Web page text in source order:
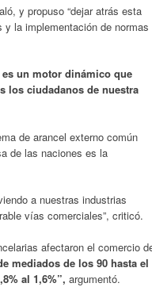
y propuso “dejar atrás esta
la implementación de normas
un motor dinámico que
los ciudadanos de nuestra
de arancel externo común
de las naciones es la
a nuestras industrias
vías comerciales”, criticó.
afectaron el comercio
mediados de los 90 hasta el
al 1,6%”, argumentó.